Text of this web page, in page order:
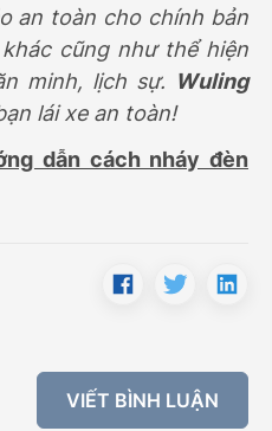
an toàn cho chính bản
cũng như thể hiện
minh, lịch sự. Wuling
lái xe an toàn!
dẫn cách nháy đèn
VIẾT BÌNH LUẬN